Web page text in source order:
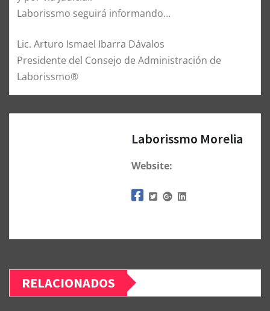
Laborissmo seguirá informando…
Lic. Arturo Ismael Ibarra Dávalos
Presidente del Consejo de Administración de
Laborissmo®
Laborissmo Morelia
Website:
RELACIONADOS